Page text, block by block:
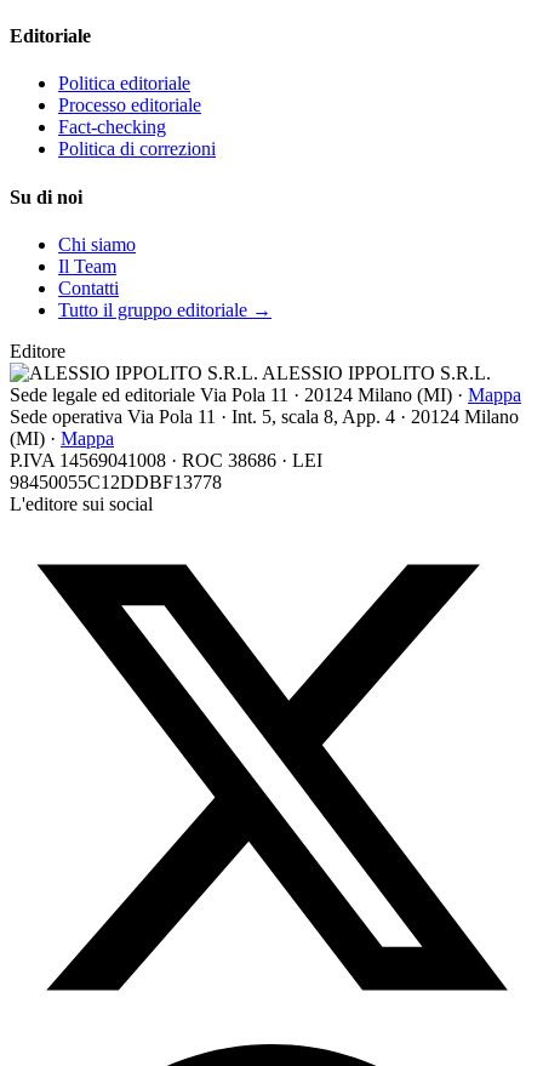
Editoriale
Politica editoriale
Processo editoriale
Fact-checking
Politica di correzioni
Su di noi
Chi siamo
Il Team
Contatti
Tutto il gruppo editoriale →
Editore
ALESSIO IPPOLITO S.R.L.
Sede legale ed editoriale Via Pola 11 · 20124 Milano (MI) · Mappa
Sede operativa Via Pola 11 · Int. 5, scala 8, App. 4 · 20124 Milano
(MI) · Mappa
P.IVA 14569041008 · ROC 38686 · LEI
98450055C12DDBF13778
L'editore sui social